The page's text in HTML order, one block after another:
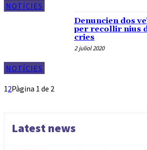
NOTÍCIES
NOTÍCIES
Denuncien dos
per recollir nius
cries
2 juliol 2020
12Pàgina 1 de 2
Latest news